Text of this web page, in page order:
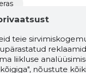
teie
liikluse
nõustute